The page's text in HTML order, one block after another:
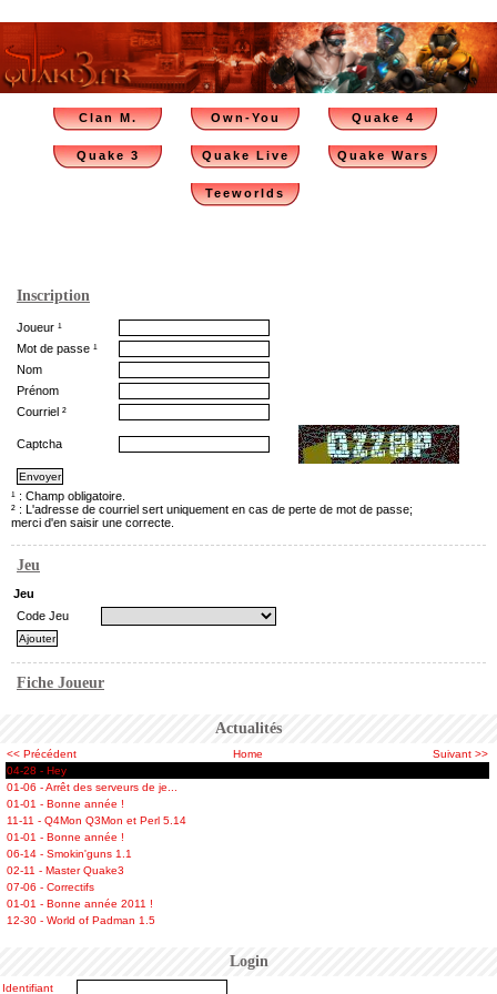
Clan M. Own-You Quake 4
Quake 3 Quake Live Quake Wars
Teeworlds
Actualités
<< Précédent Home
Suivant >>
04-28 - Hey
01-06 - Arrêt des serveurs de je...
01-01 - Bonne année !
11-11 - Q4Mon Q3Mon et Perl 5.14
01-01 - Bonne année !
06-14 - Smokin'guns 1.1
02-11 - Master Quake3
07-06 - Correctifs
01-01 - Bonne année 2011 !
12-30 - World of Padman 1.5
Login
Identifiant
Inscription
Joueur ¹
Mot de passe ¹
Nom
Prénom
Courriel ²
Captcha
¹ : Champ obligatoire.
² : L'adresse de courriel sert uniquement en cas de perte de mot de passe;
merci d'en saisir une correcte.
Jeu
Jeu
Code Jeu
Fiche Joueur